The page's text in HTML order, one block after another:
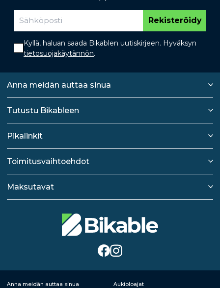
Rekisteröidy
Kyllä, haluan saada Bikablen uutiskirjeen. Hyväksyn
tietosuojakäytännön.
Anna meidän auttaa sinua
Tutustu Bikableen
Pikalinkit
Toimitusvaihtoehdot
Maksutavat
Anna meidän auttaa sinua Aukioloajat